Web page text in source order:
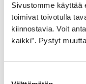
Sivustomme käyttää
toimivat toivotulla
kiinnostavia. Voit
kaikki”. Pystyt
Satulatolppa